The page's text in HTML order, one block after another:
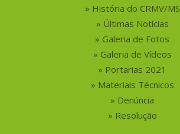
História do CRMV/MS
Últimas Notícias
Galeria de Fotos
Galeria de Vídeos
Portarias 2021
Materiais Técnicos
Denúncia
Resolução